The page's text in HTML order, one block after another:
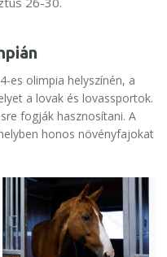
es olimpia helyszínén, a
a lovak és lovassportok.
fogják hasznosítani. A
honos növényfajokat